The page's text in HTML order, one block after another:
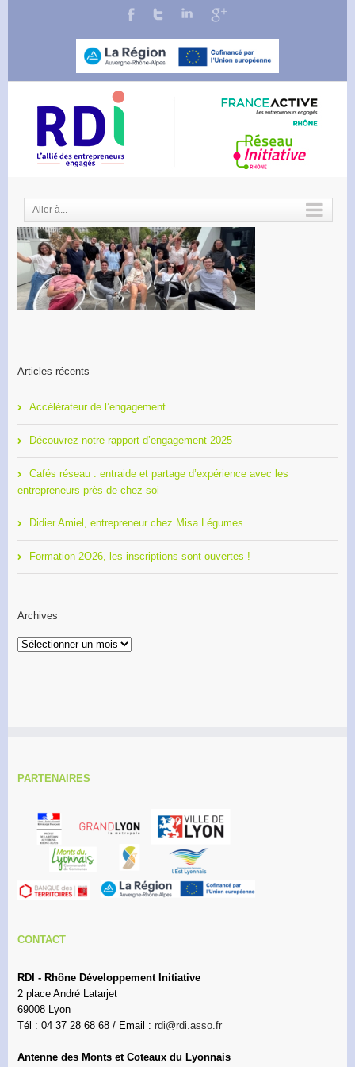
Aller à...
Articles récents
Accélérateur de l’engagement
Découvrez notre rapport d’engagement 2025
Cafés réseau : entraide et partage d’expérience avec les
entrepreneurs près de chez soi
Didier Amiel, entrepreneur chez Misa Légumes
Formation 2O26, les inscriptions sont ouvertes !
Archives
Archives
PARTENAIRES
CONTACT
RDI - Rhône Développement Initiative
2 place André Latarjet
69008 Lyon
Tél : 04 37 28 68 68 / Email : rdi@rdi.asso.fr
Antenne des Monts et Coteaux du Lyonnais